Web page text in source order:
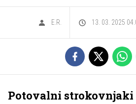
E.R. 13. 03. 2025
Potovalni strokovnjaki